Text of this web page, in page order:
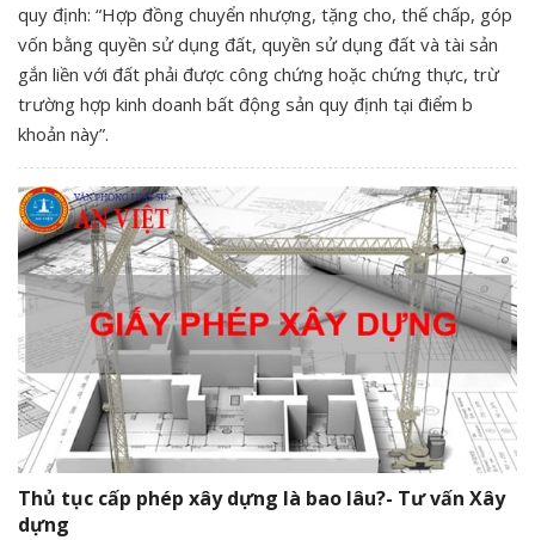
quy định: “Hợp đồng chuyển nhượng, tặng cho, thế chấp, góp
vốn bằng quyền sử dụng đất, quyền sử dụng đất và tài sản
gắn liền với đất phải được công chứng hoặc chứng thực, trừ
trường hợp kinh doanh bất động sản quy định tại điểm b
khoản này”.
Thủ tục cấp phép xây dựng là bao lâu?- Tư vấn Xây
dựng